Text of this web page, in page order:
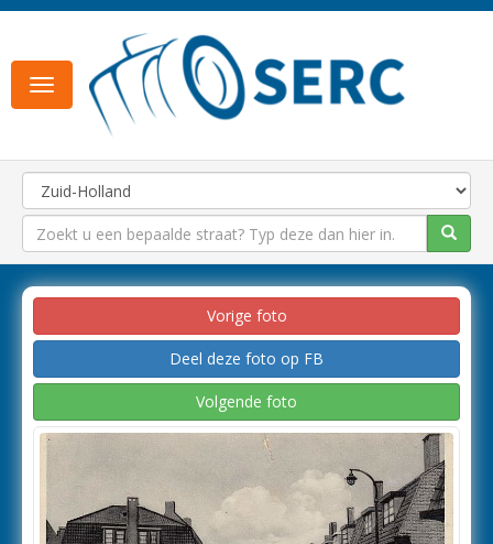
Toggle
navigation
Vorige foto
Deel deze foto op FB
Volgende foto